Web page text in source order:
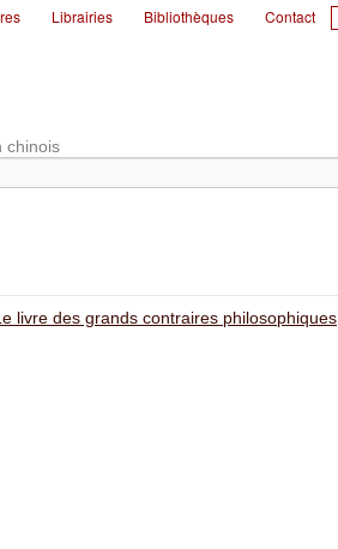
Librairies Bibliothèques Contact
chinois
livre des grands contraires philosophiques